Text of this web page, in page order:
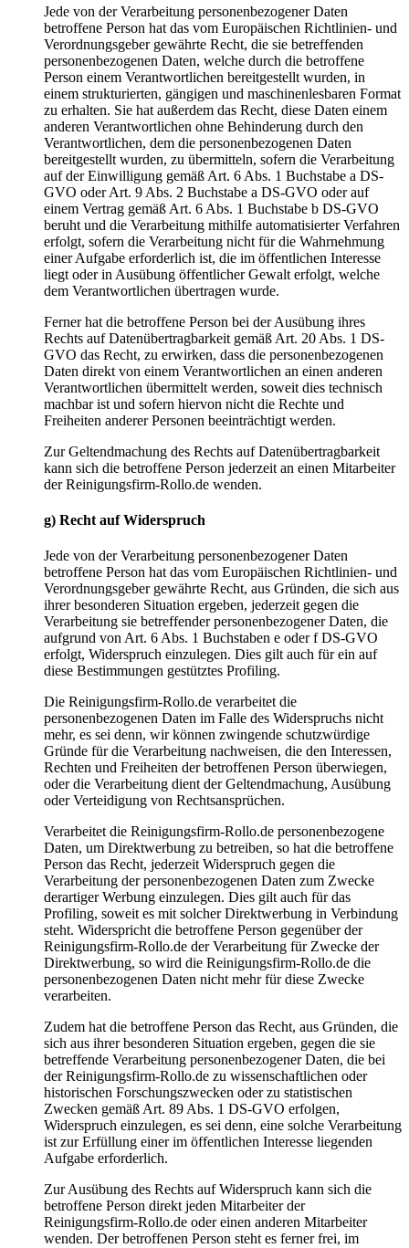
Jede von der Verarbeitung personenbezogener Daten
betroffene Person hat das vom Europäischen Richtlinien- und
Verordnungsgeber gewährte Recht, die sie betreffenden
personenbezogenen Daten, welche durch die betroffene
Person einem Verantwortlichen bereitgestellt wurden, in
einem strukturierten, gängigen und maschinenlesbaren Format
zu erhalten. Sie hat außerdem das Recht, diese Daten einem
anderen Verantwortlichen ohne Behinderung durch den
Verantwortlichen, dem die personenbezogenen Daten
bereitgestellt wurden, zu übermitteln, sofern die Verarbeitung
auf der Einwilligung gemäß Art. 6 Abs. 1 Buchstabe a DS-
GVO oder Art. 9 Abs. 2 Buchstabe a DS-GVO oder auf
einem Vertrag gemäß Art. 6 Abs. 1 Buchstabe b DS-GVO
beruht und die Verarbeitung mithilfe automatisierter Verfahren
erfolgt, sofern die Verarbeitung nicht für die Wahrnehmung
einer Aufgabe erforderlich ist, die im öffentlichen Interesse
liegt oder in Ausübung öffentlicher Gewalt erfolgt, welche
dem Verantwortlichen übertragen wurde.
Ferner hat die betroffene Person bei der Ausübung ihres
Rechts auf Datenübertragbarkeit gemäß Art. 20 Abs. 1 DS-
GVO das Recht, zu erwirken, dass die personenbezogenen
Daten direkt von einem Verantwortlichen an einen anderen
Verantwortlichen übermittelt werden, soweit dies technisch
machbar ist und sofern hiervon nicht die Rechte und
Freiheiten anderer Personen beeinträchtigt werden.
Zur Geltendmachung des Rechts auf Datenübertragbarkeit
kann sich die betroffene Person jederzeit an einen Mitarbeiter
der Reinigungsfirm-Rollo.de wenden.
g) Recht auf Widerspruch
Jede von der Verarbeitung personenbezogener Daten
betroffene Person hat das vom Europäischen Richtlinien- und
Verordnungsgeber gewährte Recht, aus Gründen, die sich aus
ihrer besonderen Situation ergeben, jederzeit gegen die
Verarbeitung sie betreffender personenbezogener Daten, die
aufgrund von Art. 6 Abs. 1 Buchstaben e oder f DS-GVO
erfolgt, Widerspruch einzulegen. Dies gilt auch für ein auf
diese Bestimmungen gestütztes Profiling.
Die Reinigungsfirm-Rollo.de verarbeitet die
personenbezogenen Daten im Falle des Widerspruchs nicht
mehr, es sei denn, wir können zwingende schutzwürdige
Gründe für die Verarbeitung nachweisen, die den Interessen,
Rechten und Freiheiten der betroffenen Person überwiegen,
oder die Verarbeitung dient der Geltendmachung, Ausübung
oder Verteidigung von Rechtsansprüchen.
Verarbeitet die Reinigungsfirm-Rollo.de personenbezogene
Daten, um Direktwerbung zu betreiben, so hat die betroffene
Person das Recht, jederzeit Widerspruch gegen die
Verarbeitung der personenbezogenen Daten zum Zwecke
derartiger Werbung einzulegen. Dies gilt auch für das
Profiling, soweit es mit solcher Direktwerbung in Verbindung
steht. Widerspricht die betroffene Person gegenüber der
Reinigungsfirm-Rollo.de der Verarbeitung für Zwecke der
Direktwerbung, so wird die Reinigungsfirm-Rollo.de die
personenbezogenen Daten nicht mehr für diese Zwecke
verarbeiten.
Zudem hat die betroffene Person das Recht, aus Gründen, die
sich aus ihrer besonderen Situation ergeben, gegen die sie
betreffende Verarbeitung personenbezogener Daten, die bei
der Reinigungsfirm-Rollo.de zu wissenschaftlichen oder
historischen Forschungszwecken oder zu statistischen
Zwecken gemäß Art. 89 Abs. 1 DS-GVO erfolgen,
Widerspruch einzulegen, es sei denn, eine solche Verarbeitung
ist zur Erfüllung einer im öffentlichen Interesse liegenden
Aufgabe erforderlich.
Zur Ausübung des Rechts auf Widerspruch kann sich die
betroffene Person direkt jeden Mitarbeiter der
Reinigungsfirm-Rollo.de oder einen anderen Mitarbeiter
wenden. Der betroffenen Person steht es ferner frei, im